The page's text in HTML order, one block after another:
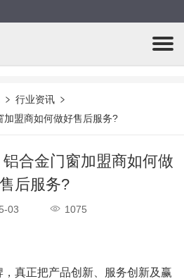
行业资讯
盟商如何做好售后服务?
合金门窗加盟商如何做
后服务?
03 1075
真正把产品创新、服务创新及赢